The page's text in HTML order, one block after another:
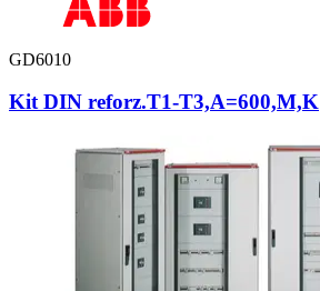
GD6010
Kit DIN reforz.T1-T3,A=600,M,K